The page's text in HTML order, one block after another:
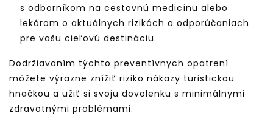
s odborníkom na cestovnú medicínu alebo
lekárom o aktuálnych rizikách a odporúčaniach
pre vašu cieľovú destináciu.
Dodržiavaním týchto preventívnych opatrení
môžete výrazne znížiť riziko nákazy turistickou
hnačkou a užiť si svoju dovolenku s minimálnymi
zdravotnými problémami.